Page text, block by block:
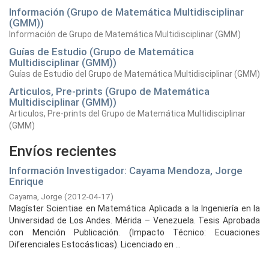
Información (Grupo de Matemática Multidisciplinar
(GMM))
Información de Grupo de Matemática Multidisciplinar (GMM)
Guías de Estudio (Grupo de Matemática
Multidisciplinar (GMM))
Guías de Estudio del Grupo de Matemática Multidisciplinar (GMM)
Articulos, Pre-prints (Grupo de Matemática
Multidisciplinar (GMM))
Articulos, Pre-prints del Grupo de Matemática Multidisciplinar
(GMM)
Envíos recientes
Información Investigador: Cayama Mendoza, Jorge
Enrique
Cayama, Jorge (2012-04-17)
Magíster Scientiae en Matemática Aplicada a la Ingeniería en la
Universidad de Los Andes. Mérida – Venezuela. Tesis Aprobada
con Mención Publicación. (Impacto Técnico: Ecuaciones
Diferenciales Estocásticas). Licenciado en ...